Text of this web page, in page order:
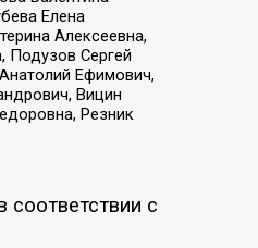
Елена
Алексеевна,
Подузов Сергей
Ефимович,
Вицин
Резник
с